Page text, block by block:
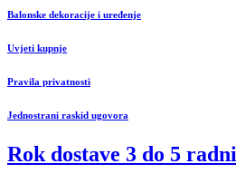
Balonske dekoracije i uređenje
Uvjeti kupnje
Pravila privatnosti
Jednostrani raskid ugovora
Rok dostave 3 do 5